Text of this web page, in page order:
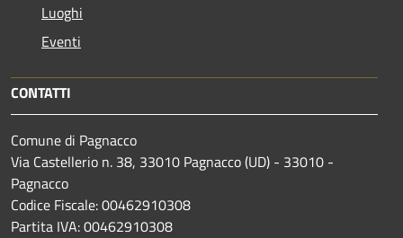
Luoghi
Eventi
CONTATTI
Comune di Pagnacco
Via Castellerio n. 38, 33010 Pagnacco (UD) - 33010 -
Pagnacco
Codice Fiscale: 00462910308
Partita IVA: 00462910308